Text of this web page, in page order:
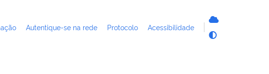
Autentique-se na rede Protocolo Acessibilidade